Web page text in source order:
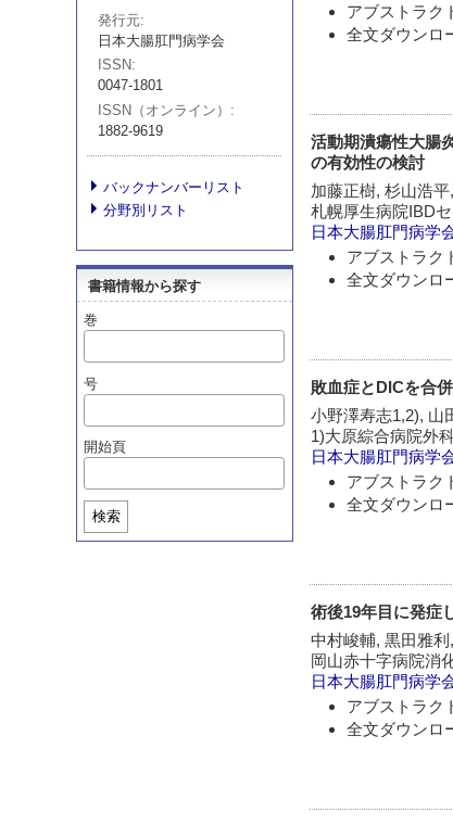
発行元
日本大腸肛門病学会
ISSN
0047-1801
ISSN（オンライン）
1882-9619
バックナンバーリスト
分野別リスト
書籍情報から探す
巻
号
開始頁
検索
アブストラク
全文ダウンロ
活動期潰瘍性大腸
の有効性の検討
加藤正樹, 杉山浩
札幌厚生病院IBD
日本大腸肛門病学
アブストラク
全文ダウンロ
敗血症とDICを合
小野澤寿志1,2), 山
1)大原綜合病院外
日本大腸肛門病学
アブストラク
全文ダウンロ
術後19年目に発症
中村峻輔, 黒田雅
岡山赤十字病院消
日本大腸肛門病学
アブストラク
全文ダウンロ